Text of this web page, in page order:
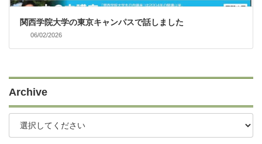
関西学院大学の東京キャンパスで話しました
06/02/2026
Archive